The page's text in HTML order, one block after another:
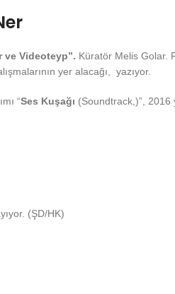
ve Videoteyp”. Küratör Melis Golar.
yer alacağı, yazıyor.
“Ses Kuşağı (Soundtrack,)”, 2016
(ŞD/HK)